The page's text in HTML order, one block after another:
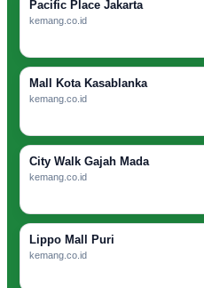
Pacific Place Jakarta
kemang.co.id
Mall Kota Kasablanka
kemang.co.id
City Walk Gajah Mada
kemang.co.id
Lippo Mall Puri
kemang.co.id